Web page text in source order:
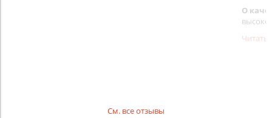
О
Читать
См. все отзывы